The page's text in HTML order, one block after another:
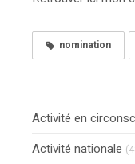
nomination
Activité en
Activité nationale